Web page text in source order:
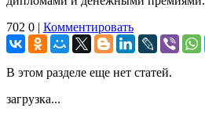
702 0 | Комментировать
В этом разделе еще нет статей.
загрузка...